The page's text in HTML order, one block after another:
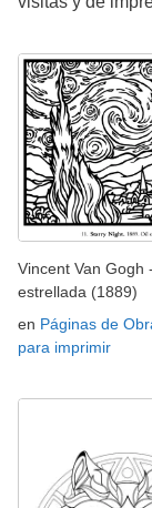
Vincent Van Gogh
estrellada (1889)
en Páginas de
para imprimir